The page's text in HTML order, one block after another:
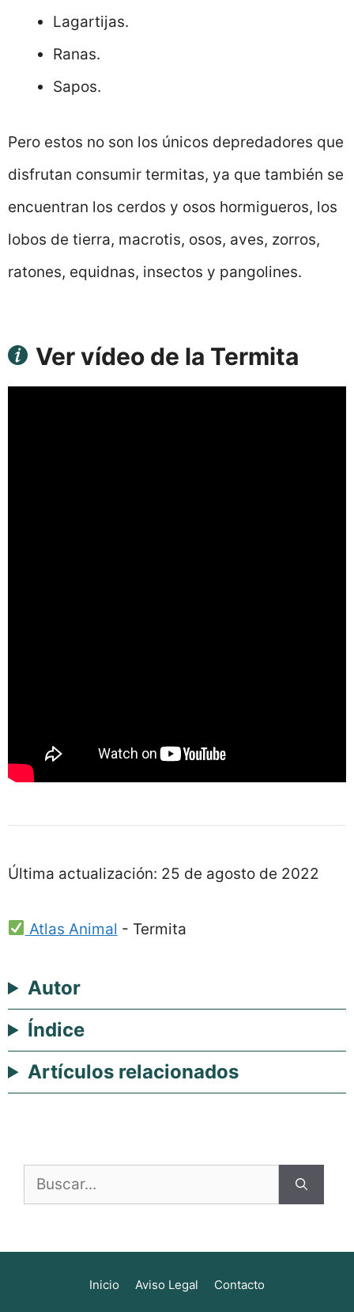
Lagartijas.
Ranas.
Sapos.
Pero estos no son los únicos depredadores que
disfrutan consumir termitas, ya que también se
encuentran los cerdos y osos hormigueros, los
lobos de tierra, macrotis, osos, aves, zorros,
ratones, equidnas, insectos y pangolines.
Ver vídeo de la Termita
Última actualización: 25 de agosto de 2022
Atlas Animal - Termita
Autor
Índice
Artículos relacionados
Buscar:
Inicio Aviso Legal Contacto